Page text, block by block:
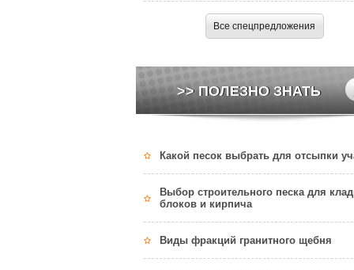
Все спецпредложения
>> ПОЛЕЗНО ЗНАТЬ
Какой песок выбрать для отсыпки
Выбор строительного песка для
блоков и кирпича
Виды фракций гранитного щебня